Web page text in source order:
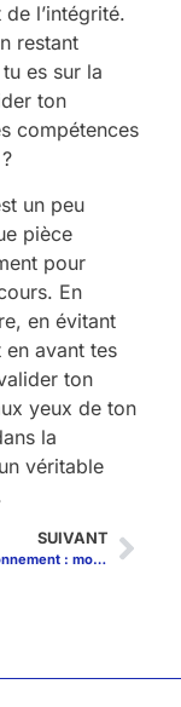
l’intégrité.
restant
es sur la
ton
compétences
un peu
pièce
pour
En
en évitant
en avant tes
ton
yeux de ton
la
véritable
SUIVANT
Rapport d’étonnement : modèle commenté et exemples concrets pour l’entreprise